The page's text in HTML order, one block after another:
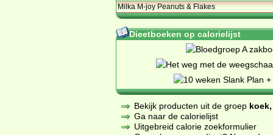
Milka M-joy Peanuts & Flakes
Dieetboeken op calorielijst
Bekijk producten uit de groep
Ga naar de calorielijst
Uitgebreid calorie zoekformulier